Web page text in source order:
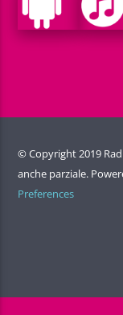
© Copyright 2019
anche parziale.
Preferences